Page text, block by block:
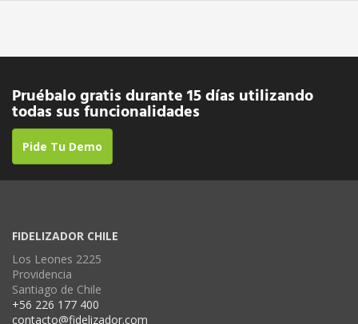
Pruébalo gratis durante 15 días utilizando
todas sus funcionalidades
Pide Tu Demo
FIDELIZADOR CHILE
Los Leones 2225
Providencia
Santiago de Chile
+56 226 177 400
contacto@fidelizador.com